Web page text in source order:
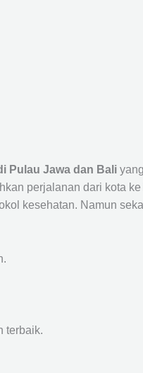
Pulau Jawa dan Bali
perjalanan dari kota
kesehatan. Namun
terbaik.